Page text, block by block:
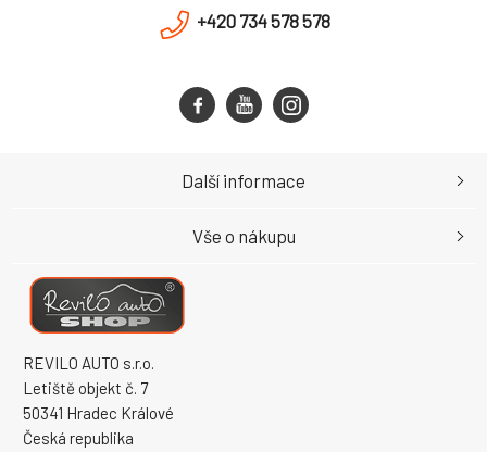
+420 734 578 578
REVILO AUTO s.r.o.
Letiště objekt č. 7
50341 Hradec Králové
Česká republika
Další informace
Vše o nákupu